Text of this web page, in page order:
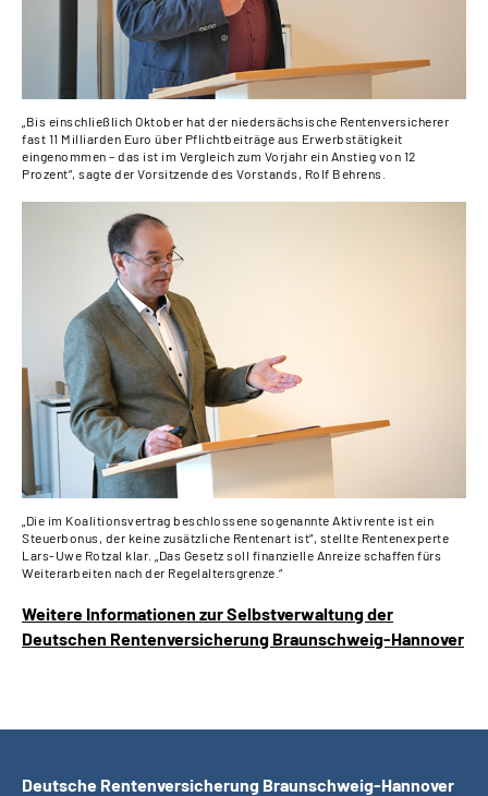
„Bis einschließlich Oktober hat der niedersächsische Rentenversicherer
fast 11 Milliarden Euro über Pflichtbeiträge aus Erwerbstätigkeit
eingenommen – das ist im Vergleich zum Vorjahr ein Anstieg von 12
Prozent“, sagte der Vorsitzende des Vorstands, Rolf Behrens.
„Die im Koalitionsvertrag beschlossene sogenannte Aktivrente ist ein
Steuerbonus, der keine zusätzliche Rentenart ist“, stellte Rentenexperte
Lars-Uwe Rotzal klar. „Das Gesetz soll finanzielle Anreize schaffen fürs
Weiterarbeiten nach der Regelaltersgrenze.“
Weitere Informationen zur Selbstverwaltung der
Deutschen Rentenversicherung Braunschweig-Hannover
Deutsche Rentenversicherung Braunschweig-Hannover